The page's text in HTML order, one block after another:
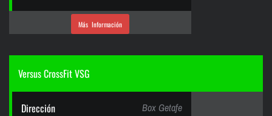
Más Información
Versus CrossFit VSG
Dirección
Box Getafe